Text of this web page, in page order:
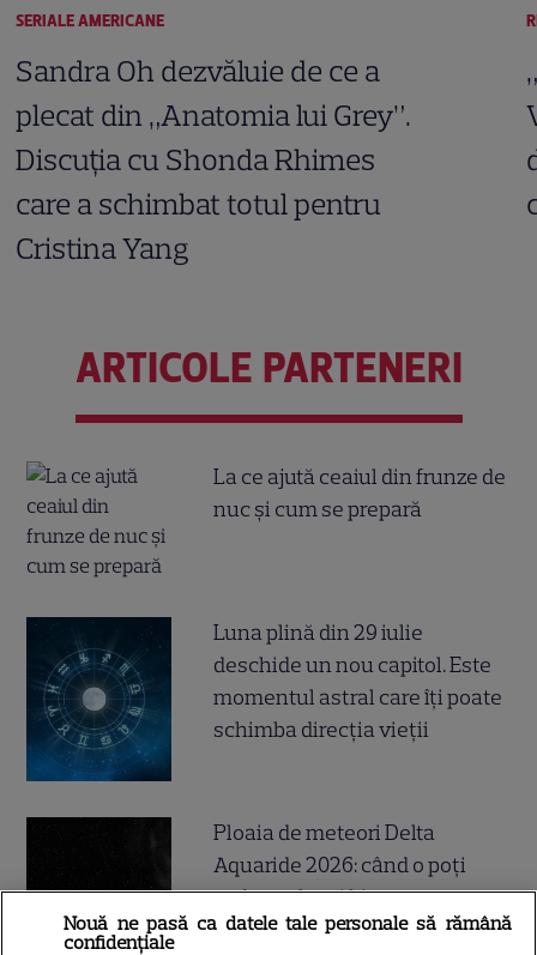
SERIALE AMERICANE
Sandra Oh dezvăluie de ce a
plecat din „Anatomia lui Grey”.
Discuția cu Shonda Rhimes
care a schimbat totul pentru
Cristina Yang
ARTICOLE PARTENERI
La ce ajută ceaiul din frunze de
nuc și cum se prepară
Luna plină din 29 iulie
deschide un nou capitol. Este
momentul astral care îți poate
schimba direcția vieții
Ploaia de meteori Delta
Aquaride 2026: când o poți
vedea cel mai bine
Nouă ne pasă ca datele tale personale să rămână
confidențiale